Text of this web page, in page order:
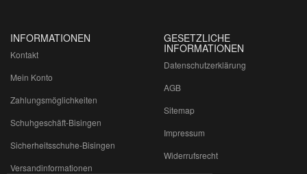
INFORMATIONEN
Kontakt
Mein Konto
Zahlungsmöglichkeiten
Schuhgeschäft-Bisingen
Sicherheitsschuhe-Bisingen
Versandinformationen
GESETZLICHE
INFORMATIONEN
Datenschutzerklärung
AGB
Sitemap
Impressum
Widerrufsrecht